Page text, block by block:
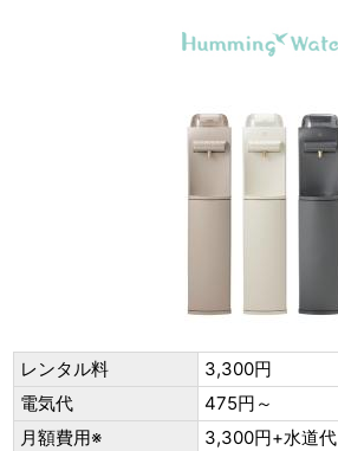
レンタル料
3,300円
電気代
475円～
月額費用※
3,300円+水道代